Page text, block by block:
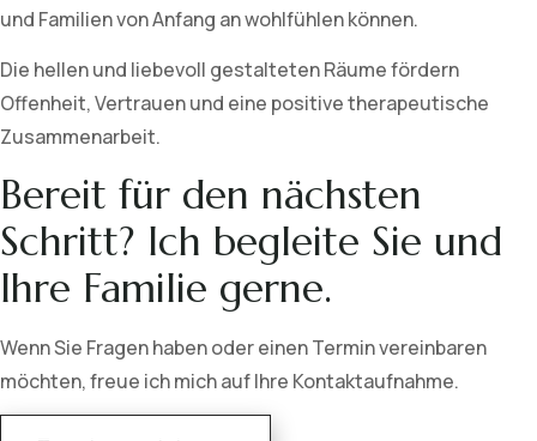
und Familien von Anfang an wohlfühlen können.
Die hellen und liebevoll gestalteten Räume fördern
Offenheit, Vertrauen und eine positive therapeutische
Zusammenarbeit.
Bereit für den nächsten
Schritt? Ich begleite Sie und
Ihre Familie gerne.
Wenn Sie Fragen haben oder einen Termin vereinbaren
möchten, freue ich mich auf Ihre Kontaktaufnahme.